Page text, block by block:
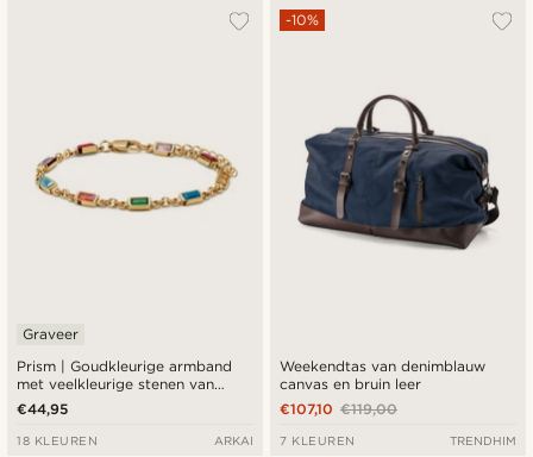
Prism | Goudkleurige armband
met veelkleurige stenen van
kristalglas
Graveer
€44,95
18 KLEUREN ARKAI
Weekendtas van denimblauw
canvas en bruin leer
-10%
€119,00
€107,10
7 KLEUREN TRENDHIM